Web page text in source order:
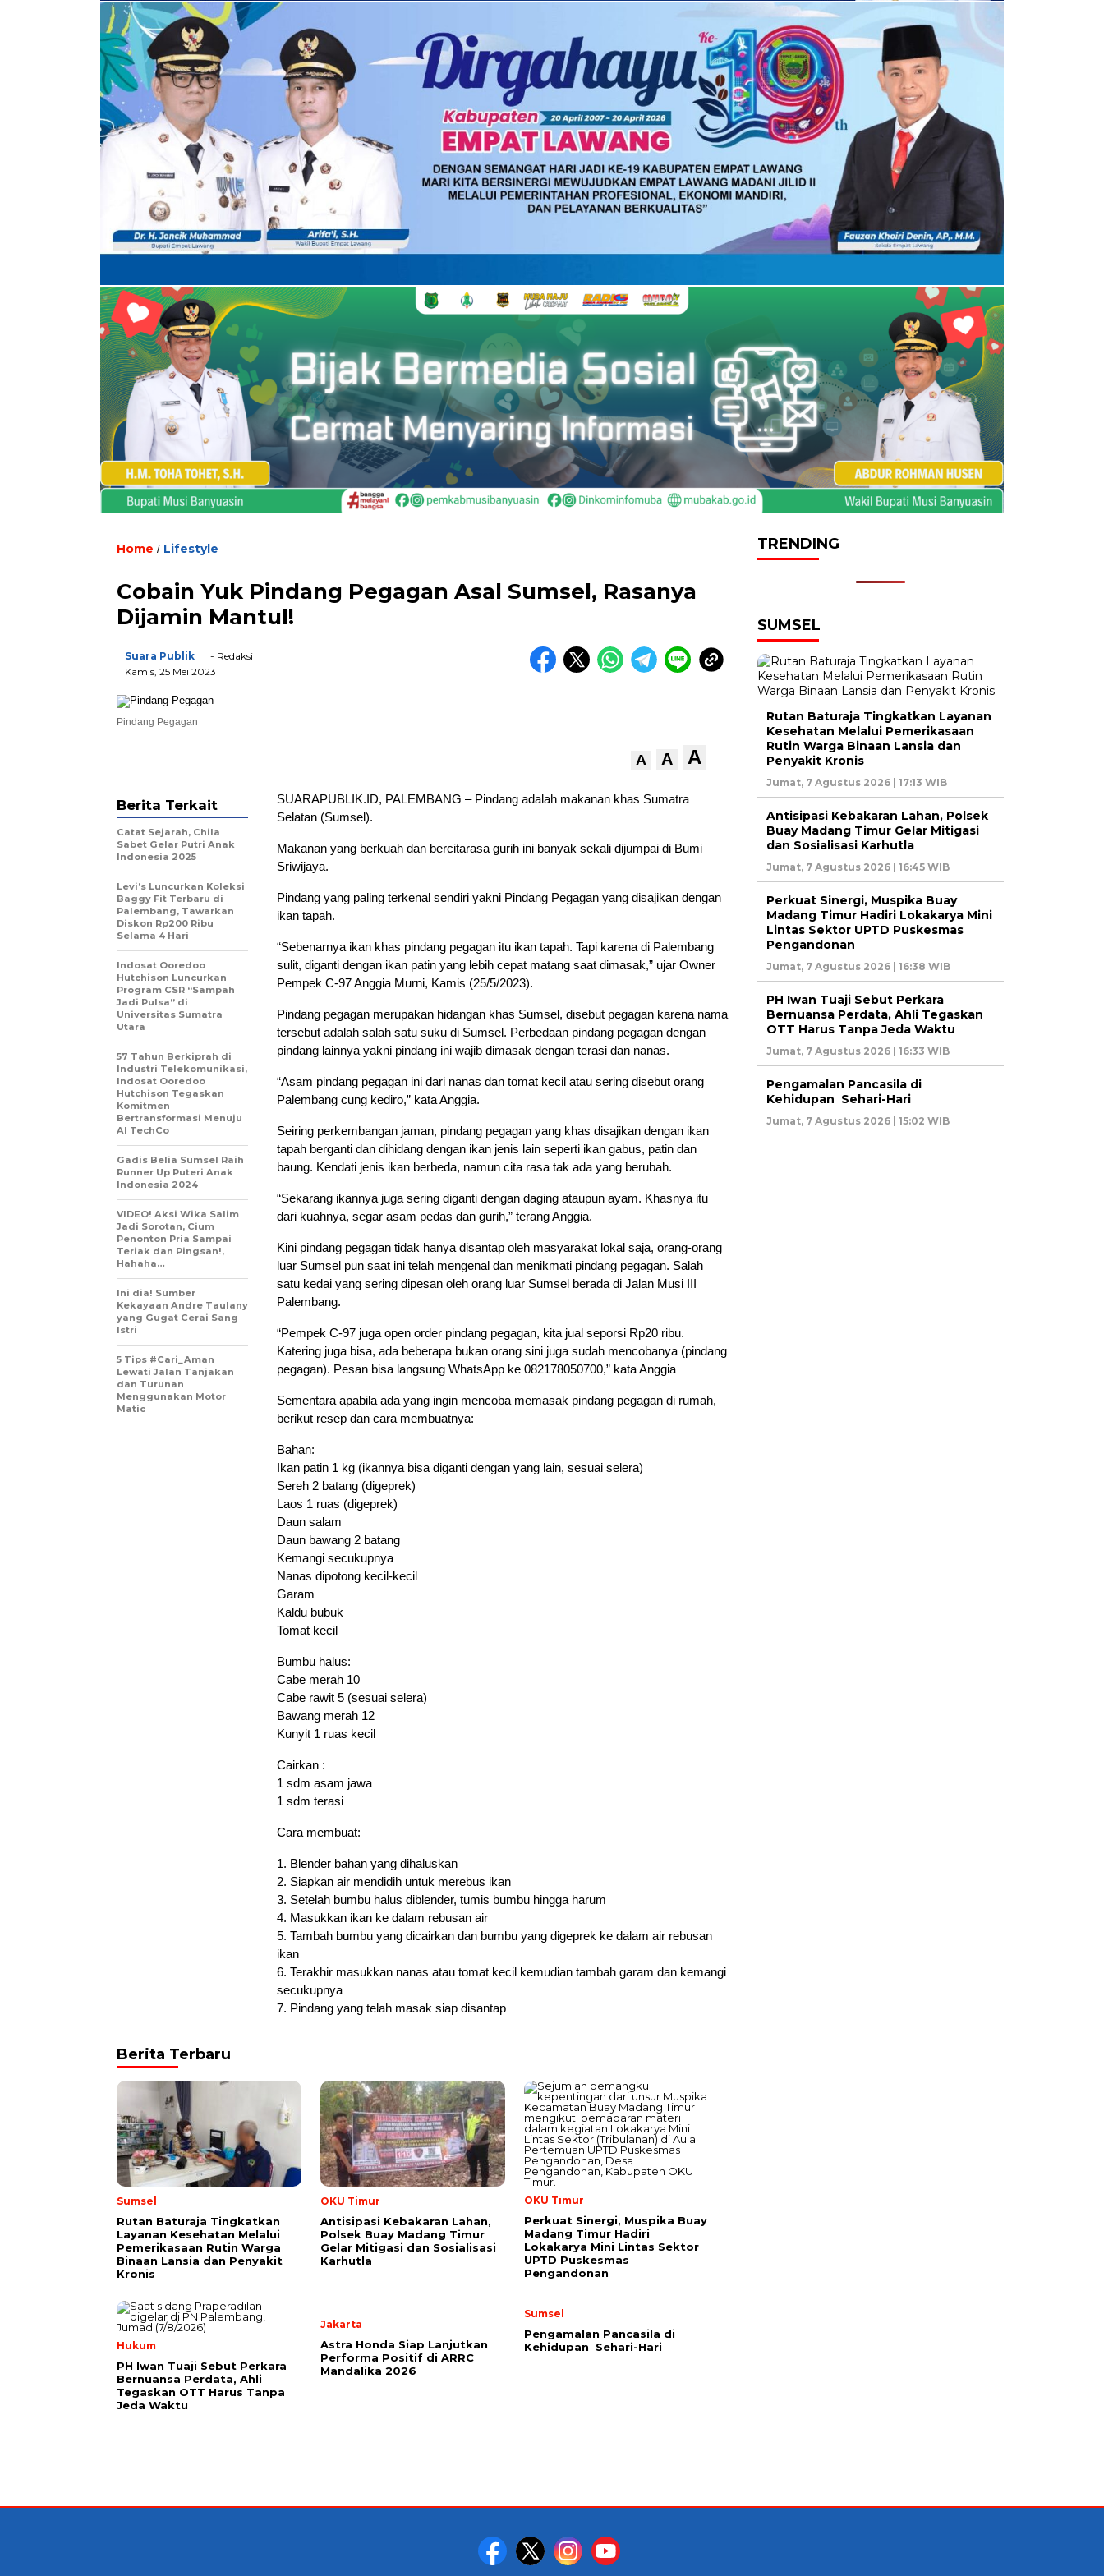
Home / Lifestyle
Cobain Yuk Pindang Pegagan Asal Sumsel, Rasanya
Dijamin Mantul!
Suara Publik
- Redaksi
Kamis, 25 Mei 2023
Pindang Pegagan
A A A
SUARAPUBLIK.ID, PALEMBANG – Pindang adalah makanan khas Sumatra
Selatan (Sumsel).
Makanan yang berkuah dan bercitarasa gurih ini banyak sekali dijumpai di Bumi
Sriwijaya.
Pindang yang paling terkenal sendiri yakni Pindang Pegagan yang disajikan dengan
ikan tapah.
“Sebenarnya ikan khas pindang pegagan itu ikan tapah. Tapi karena di Palembang
sulit, diganti dengan ikan patin yang lebih cepat matang saat dimasak,” ujar Owner
Pempek C-97 Anggia Murni, Kamis (25/5/2023).
Pindang pegagan merupakan hidangan khas Sumsel, disebut pegagan karena nama
tersebut adalah salah satu suku di Sumsel. Perbedaan pindang pegagan dengan
pindang lainnya yakni pindang ini wajib dimasak dengan terasi dan nanas.
“Asam pindang pegagan ini dari nanas dan tomat kecil atau sering disebut orang
Palembang cung kediro,” kata Anggia.
Seiring perkembangan jaman, pindang pegagan yang khas disajikan dengan ikan
tapah berganti dan dihidang dengan ikan jenis lain seperti ikan gabus, patin dan
baung. Kendati jenis ikan berbeda, namun cita rasa tak ada yang berubah.
“Sekarang ikannya juga sering diganti dengan daging ataupun ayam. Khasnya itu
dari kuahnya, segar asam pedas dan gurih,” terang Anggia.
Kini pindang pegagan tidak hanya disantap oleh masyarakat lokal saja, orang-orang
luar Sumsel pun saat ini telah mengenal dan menikmati pindang pegagan. Salah
satu kedai yang sering dipesan oleh orang luar Sumsel berada di Jalan Musi III
Palembang.
“Pempek C-97 juga open order pindang pegagan, kita jual seporsi Rp20 ribu.
Katering juga bisa, ada beberapa bukan orang sini juga sudah mencobanya (pindang
pegagan). Pesan bisa langsung WhatsApp ke 082178050700,” kata Anggia
Sementara apabila ada yang ingin mencoba memasak pindang pegagan di rumah,
berikut resep dan cara membuatnya:
Bahan:
Ikan patin 1 kg (ikannya bisa diganti dengan yang lain, sesuai selera)
Sereh 2 batang (digeprek)
Laos 1 ruas (digeprek)
Daun salam
Daun bawang 2 batang
Kemangi secukupnya
Nanas dipotong kecil-kecil
Garam
Kaldu bubuk
Tomat kecil
Bumbu halus:
Cabe merah 10
Cabe rawit 5 (sesuai selera)
Bawang merah 12
Kunyit 1 ruas kecil
Cairkan :
1 sdm asam jawa
1 sdm terasi
Cara membuat:
1. Blender bahan yang dihaluskan
2. Siapkan air mendidih untuk merebus ikan
3. Setelah bumbu halus diblender, tumis bumbu hingga harum
4. Masukkan ikan ke dalam rebusan air
5. Tambah bumbu yang dicairkan dan bumbu yang digeprek ke dalam air rebusan
ikan
6. Terakhir masukkan nanas atau tomat kecil kemudian tambah garam dan kemangi
secukupnya
7. Pindang yang telah masak siap disantap
Berita Terkait
Catat Sejarah, Chila
Sabet Gelar Putri Anak
Indonesia 2025
Levi’s Luncurkan Koleksi
Baggy Fit Terbaru di
Palembang, Tawarkan
Diskon Rp200 Ribu
Selama 4 Hari
Indosat Ooredoo
Hutchison Luncurkan
Program CSR “Sampah
Jadi Pulsa” di
Universitas Sumatra
Utara
57 Tahun Berkiprah di
Industri Telekomunikasi,
Indosat Ooredoo
Hutchison Tegaskan
Komitmen
Bertransformasi Menuju
AI TechCo
Gadis Belia Sumsel Raih
Runner Up Puteri Anak
Indonesia 2024
VIDEO! Aksi Wika Salim
Jadi Sorotan, Cium
Penonton Pria Sampai
Teriak dan Pingsan!,
Hahaha…
Ini dia! Sumber
Kekayaan Andre Taulany
yang Gugat Cerai Sang
Istri
5 Tips #Cari_Aman
Lewati Jalan Tanjakan
dan Turunan
Menggunakan Motor
Matic
Berita Terbaru
Sumsel
Rutan Baturaja Tingkatkan
Layanan Kesehatan Melalui
Pemerikasaan Rutin Warga
Binaan Lansia dan Penyakit
Kronis
OKU Timur
Antisipasi Kebakaran Lahan,
Polsek Buay Madang Timur
Gelar Mitigasi dan Sosialisasi
Karhutla
OKU Timur
Perkuat Sinergi, Muspika Buay
Madang Timur Hadiri
Lokakarya Mini Lintas Sektor
UPTD Puskesmas
Pengandonan
Hukum
PH Iwan Tuaji Sebut Perkara
Bernuansa Perdata, Ahli
Tegaskan OTT Harus Tanpa
Jeda Waktu
Jakarta
Astra Honda Siap Lanjutkan
Performa Positif di ARRC
Mandalika 2026
Sumsel
Pengamalan Pancasila di
Kehidupan Sehari-Hari
TRENDING
SUMSEL
Rutan Baturaja Tingkatkan Layanan
Kesehatan Melalui Pemerikasaan
Rutin Warga Binaan Lansia dan
Penyakit Kronis
Jumat, 7 Agustus 2026 | 17:13 WIB
Antisipasi Kebakaran Lahan, Polsek
Buay Madang Timur Gelar Mitigasi
dan Sosialisasi Karhutla
Jumat, 7 Agustus 2026 | 16:45 WIB
Perkuat Sinergi, Muspika Buay
Madang Timur Hadiri Lokakarya Mini
Lintas Sektor UPTD Puskesmas
Pengandonan
Jumat, 7 Agustus 2026 | 16:38 WIB
PH Iwan Tuaji Sebut Perkara
Bernuansa Perdata, Ahli Tegaskan
OTT Harus Tanpa Jeda Waktu
Jumat, 7 Agustus 2026 | 16:33 WIB
Pengamalan Pancasila di
Kehidupan Sehari-Hari
Jumat, 7 Agustus 2026 | 15:02 WIB